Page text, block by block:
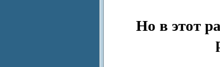
Но в этот